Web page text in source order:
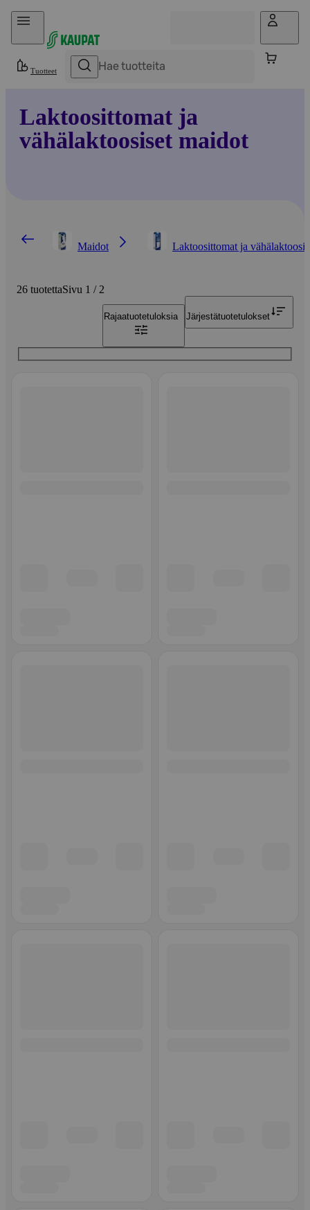
Hyppää sisältöön
Tuotteet
Laktoosittomat ja
vähälaktoosiset maidot
Maidot Laktoosittomat ja
26 tuotettaSivu 1 / 2
Rajaatuotetuloksia Järjestätuotetulokset